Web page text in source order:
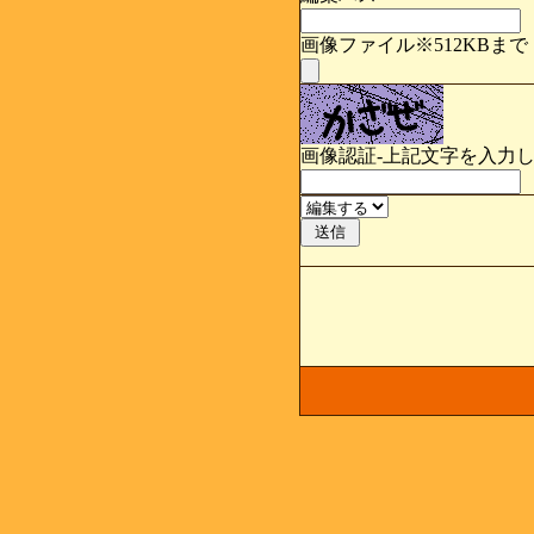
画像ファイル※512KBまで
画像認証-上記文字を入力